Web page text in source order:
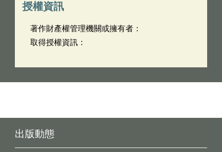
授權資訊
著作財產權管理機關或擁有者：
取得授權資訊：
出版動態